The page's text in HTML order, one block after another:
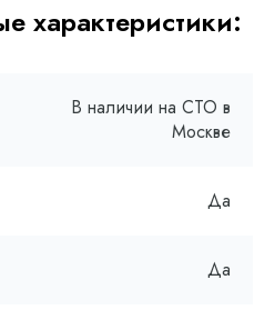
характеристики:
В наличии на СТО в
Москве
Да
Да